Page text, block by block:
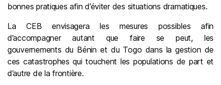
bonnes pratiques afin d’éviter des situations dramatiques.
La CEB envisagera les mesures possibles afin
d’accompagner autant que faire se peut, les
gouvernements du Bénin et du Togo dans la gestion de
ces catastrophes qui touchent les populations de part et
d’autre de la frontière.